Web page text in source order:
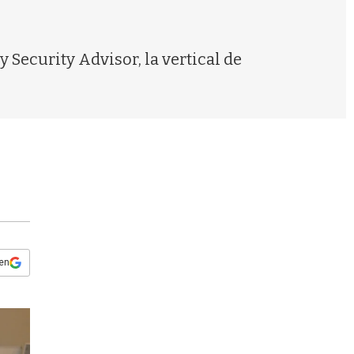
Security Advisor, la vertical de